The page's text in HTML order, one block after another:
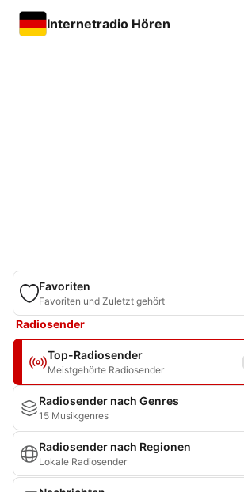
Internetradio Hören
Favoriten
Favoriten und Zuletzt gehört
Radiosender
Top-Radiosender
Meistgehörte Radiosender
Radiosender nach Genres
15 Musikgenres
Radiosender nach Regionen
Lokale Radiosender